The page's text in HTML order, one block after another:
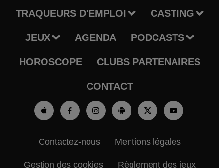
TRAQUEURS D'EMPLOI CASTING
JEUX AGENDA PODCASTS
HOROSCOPE CLUBS PARTENAIRES
CONTACT
Contactez-nous Mentions légales
Gestion des cookies Règlement des jeux